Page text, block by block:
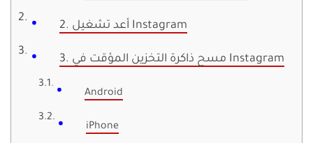
2. أعد تشغيل Instagram
3. مسح ذاكرة التخزين المؤقت في Instagram
Android
iPhone